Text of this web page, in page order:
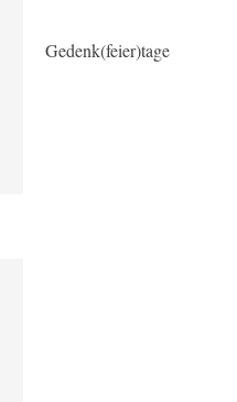
Gedenk(feier)tage